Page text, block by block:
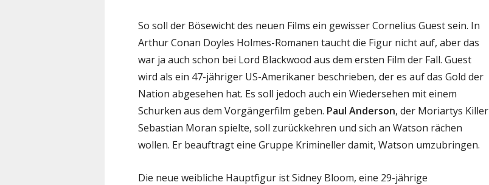
So soll der Bösewicht des neuen Films ein gewisser Cornelius Guest sein. In
Arthur Conan Doyles Holmes-Romanen taucht die Figur nicht auf, aber das
war ja auch schon bei Lord Blackwood aus dem ersten Film der Fall. Guest
wird als ein 47-jähriger US-Amerikaner beschrieben, der es auf das Gold der
Nation abgesehen hat. Es soll jedoch auch ein Wiedersehen mit einem
Schurken aus dem Vorgängerfilm geben. Paul Anderson, der Moriartys Killer
Sebastian Moran spielte, soll zurückkehren und sich an Watson rächen
wollen. Er beauftragt eine Gruppe Krimineller damit, Watson umzubringen.
Die neue weibliche Hauptfigur ist Sidney Bloom, eine 29-jährige